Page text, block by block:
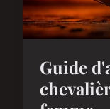
Guide